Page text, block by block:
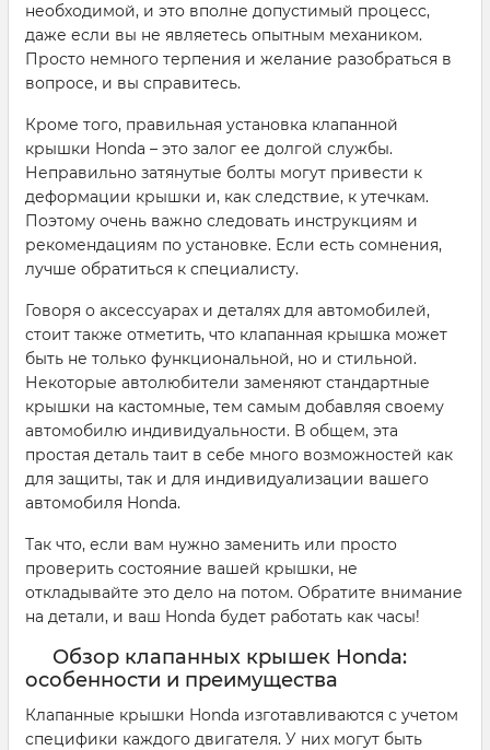
необходимой, и это вполне допустимый процесс,
даже если вы не являетесь опытным механиком.
Просто немного терпения и желание разобраться в
вопросе, и вы справитесь.
Кроме того, правильная установка клапанной
крышки Honda – это залог ее долгой службы.
Неправильно затянутые болты могут привести к
деформации крышки и, как следствие, к утечкам.
Поэтому очень важно следовать инструкциям и
рекомендациям по установке. Если есть сомнения,
лучше обратиться к специалисту.
Говоря о аксессуарах и деталях для автомобилей,
стоит также отметить, что клапанная крышка может
быть не только функциональной, но и стильной.
Некоторые автолюбители заменяют стандартные
крышки на кастомные, тем самым добавляя своему
автомобилю индивидуальности. В общем, эта
простая деталь таит в себе много возможностей как
для защиты, так и для индивидуализации вашего
автомобиля Honda.
Так что, если вам нужно заменить или просто
проверить состояние вашей крышки, не
откладывайте это дело на потом. Обратите внимание
на детали, и ваш Honda будет работать как часы!
Обзор клапанных крышек Honda:
особенности и преимущества
Клапанные крышки Honda изготавливаются с учетом
специфики каждого двигателя. У них могут быть